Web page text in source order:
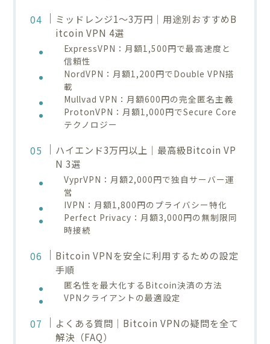
ミッドレンジ1～3万円｜用途別おすすめB
itcoin VPN 4選
ExpressVPN：月額1,500円で最高速度と
信頼性
NordVPN：月額1,200円でDouble VPN搭
載
Mullvad VPN：月額600円の完全匿名主義
ProtonVPN：月額1,000円でSecure Core
テクノロジー
ハイエンド3万円以上｜最高級Bitcoin VP
N 3選
VyprVPN：月額2,000円で独自サーバー運
営
IVPN：月額1,800円のプライバシー特化
Perfect Privacy：月額3,000円の無制限同
時接続
Bitcoin VPNを安全に利用するための設定
手順
匿名性を最大化するBitcoin決済の方法
VPNクライアントの最適設定
よくある質問｜Bitcoin VPNの疑問を全て
解決（FAQ）